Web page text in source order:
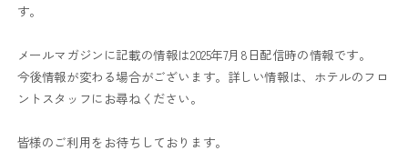
す。
メールマガジンに記載の情報は2025年7月8日配信時の情報です。
今後情報が変わる場合がございます。詳しい情報は、ホテルのフロ
ントスタッフにお尋ねください。
皆様のご利用をお待ちしております。